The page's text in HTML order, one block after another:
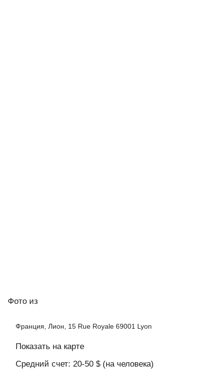
Фото из
Франция, Лион, 15 Rue Royale 69001 Lyon
Показать на карте
Средний счет: 20-50 $ (на человека)